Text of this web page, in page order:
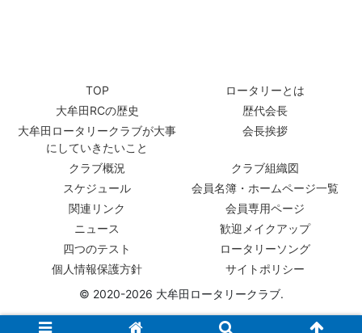
TOP
ロータリーとは
大牟田RCの歴史
歴代会長
大牟田ロータリークラブが大事
にしていきたいこと
会長挨拶
クラブ概況
クラブ組織図
スケジュール
会員名簿・ホームページ一覧
関連リンク
会員専用ページ
ニュース
歓迎メイクアップ
四つのテスト
ロータリーソング
個人情報保護方針
サイトポリシー
© 2020-2026 大牟田ロータリークラブ.